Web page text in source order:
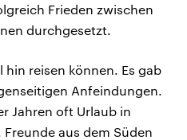
Frieden zwischen
durchgesetzt.
hin reisen können. Es gab
Anfeindungen.
Jahren oft Urlaub in
aus dem Süden